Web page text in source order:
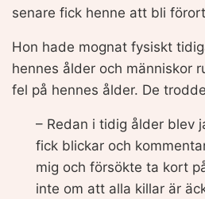
senare fick henne att bli
Hon hade mognat fysiskt
hennes ålder och människor
fel på hennes ålder. De
– Redan i tidig ålder blev
fick blickar och
mig och försökte ta kort
inte om att alla killar är